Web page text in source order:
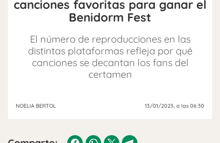
canciones favoritas para ganar el
Benidorm Fest
El número de reproducciones en las
distintas plataformas refleja por qué
canciones se decantan los fans del
certamen
NOELIA BERTOL 13/01/2023, a las 06:30